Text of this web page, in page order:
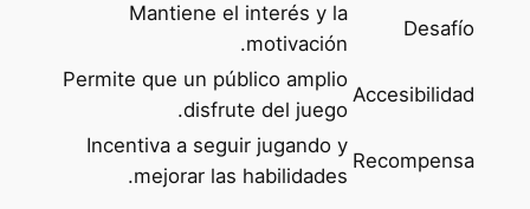
Desafío
Mantiene el interés y la
motivación.
Accesibilidad
Permite que un público amplio
disfrute del juego.
Recompensa
Incentiva a seguir jugando y
mejorar las habilidades.